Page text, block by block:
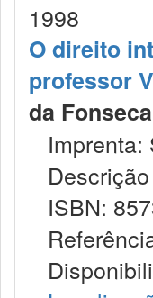
1998
O direito
professor
da
Imprenta:
ISBN: